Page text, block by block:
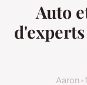
Auto
Aaron•